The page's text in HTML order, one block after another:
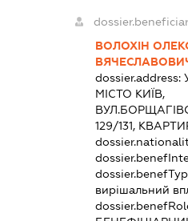
ВОЛОХІН
dossier.address:
МІСТО КИЇВ,
129/131,
вирішальний